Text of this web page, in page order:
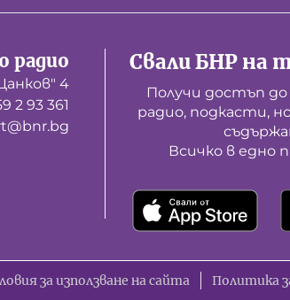
радио
4
2 93 361
Свали БНР на
Получи достъп
радио, подкасти,
Всичко в едно
за използване на сайта Политика